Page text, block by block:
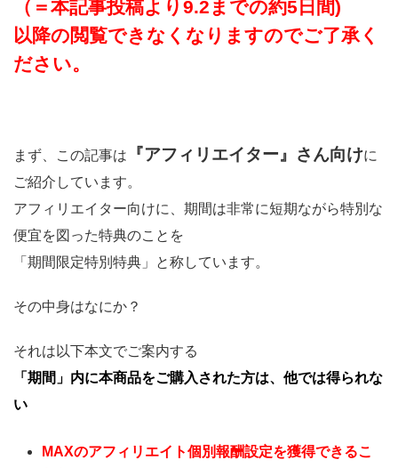
（＝本記事投稿より9.2までの約5日間)
以降の閲覧できなくなりますのでご了承く
ださい。
まず、この記事は 『アフィリエイター』さん向けに
ご紹介しています。
アフィリエイター向けに、期間は非常に短期ながら特別な
便宜を図った特典のことを
「期間限定特別特典」と称しています。
その中身はなにか？
それは以下本文でご案内する
「期間」内に本商品をご購入された方は、 他では得られな
い
MAXのアフィリエイト個別報酬設定を獲得できるこ